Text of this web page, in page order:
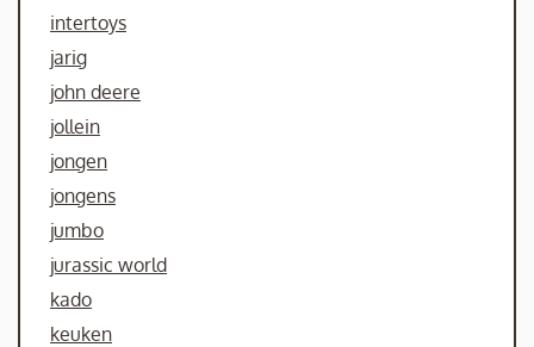
intertoys
jarig
john deere
jollein
jongen
jongens
jumbo
jurassic world
kado
keuken